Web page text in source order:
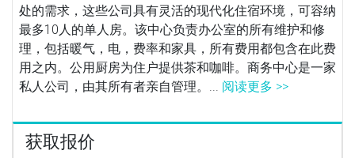
处的需求，这些公司具有灵活的现代化住宿环境，可容纳
最多10人的单人房。该中心负责办公室的所有维护和修
理，包括暖气，电，费率和家具，所有费用都包含在此费
用之内。公用厨房为住户提供茶和咖啡。商务中心是一家
私人公司，由其所有者亲自管理。... 阅读更多 >>
获取报价